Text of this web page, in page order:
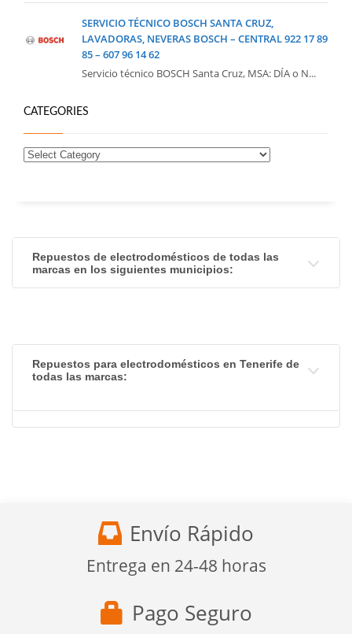
SERVICIO TÉCNICO BOSCH SANTA CRUZ,
LAVADORAS, NEVERAS BOSCH – CENTRAL 922 17 89
85 – 607 96 14 62
Servicio técnico BOSCH Santa Cruz, MSA: DÍA o N...
CATEGORIES
Repuestos de electrodomésticos de todas las
marcas en los siguientes municipios:
Repuestos para electrodomésticos en Tenerife de
todas las marcas:
Envío Rápido
Entrega en 24-48 horas
Pago Seguro